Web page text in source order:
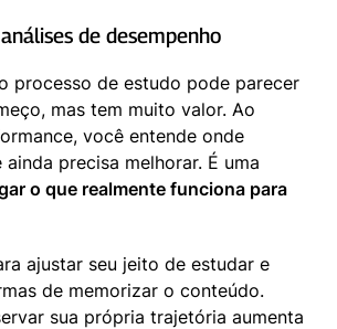
de desempenho
processo de estudo pode parecer
mas tem muito valor. Ao
você entende onde
precisa melhorar. É uma
o que realmente funciona para
ajustar seu jeito de estudar e
de memorizar o conteúdo.
sua própria trajetória aumenta